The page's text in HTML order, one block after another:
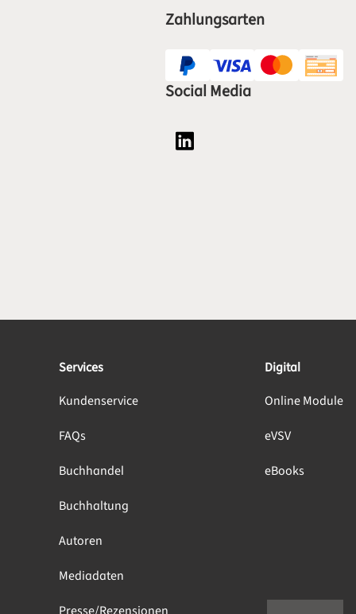
Zahlungsarten
Social Media
Social Media Plattform LinkedIn
Services
Kundenservice
FAQs
Buchhandel
Buchhaltung
Autoren
Mediadaten
Digital
Online Module
eVSV
eBooks